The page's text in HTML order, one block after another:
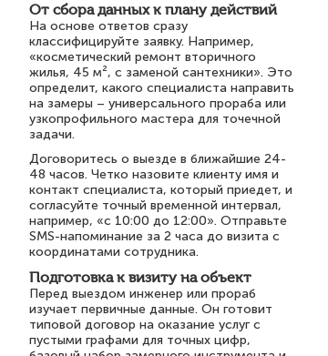
От сбора данных к плану действий
На основе ответов сразу
классифицируйте заявку. Например,
«косметический ремонт вторичного
жилья, 45 м², с заменой сантехники». Это
определит, какого специалиста направить
на замеры – универсального прораба или
узкопрофильного мастера для точечной
задачи.
Договоритесь о выезде в ближайшие 24-
48 часов. Четко назовите клиенту имя и
контакт специалиста, который приедет, и
согласуйте точный временной интервал,
например, «с 10:00 до 12:00». Отправьте
SMS-напоминание за 2 часа до визита с
координатами сотрудника.
Подготовка к визиту на объект
Перед выездом инженер или прораб
изучает первичные данные. Он готовит
типовой договор на оказание услуг с
пустыми графами для точных цифр,